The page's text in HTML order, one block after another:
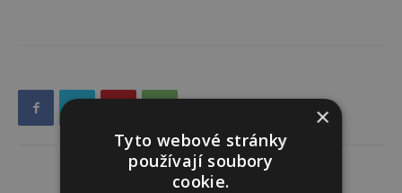
×
Tyto webové stránky
používají soubory
cookie.